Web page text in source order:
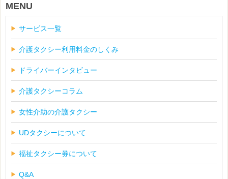
MENU
サービス一覧
介護タクシー利用料金のしくみ
ドライバーインタビュー
介護タクシーコラム
女性介助の介護タクシー
UDタクシーについて
福祉タクシー券について
Q&A